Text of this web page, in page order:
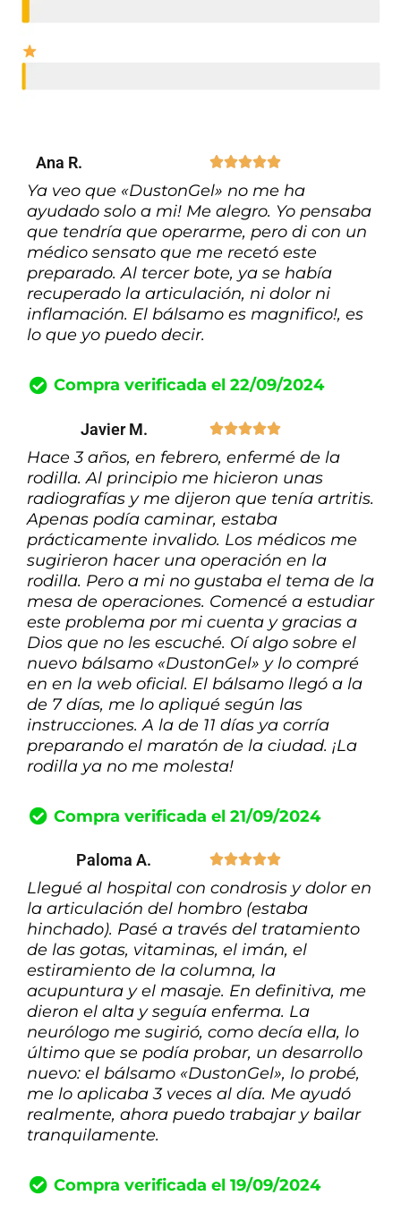
Ana R. 
Ya veo que «DustonGel» no me ha
ayudado solo a mi! Me alegro. Yo pensaba
que tendría que operarme, pero di con un
médico sensato que me recetó este
preparado. Al tercer bote, ya se había
recuperado la articulación, ni dolor ni
inflamación. El bálsamo es magnifico!, es
lo que yo puedo decir.
Compra verificada el 22/09/2024
Javier M. 
Hace 3 años, en febrero, enfermé de la
rodilla. Al principio me hicieron unas
radiografías y me dijeron que tenía artritis.
Apenas podía caminar, estaba
prácticamente invalido. Los médicos me
sugirieron hacer una operación en la
rodilla. Pero a mi no gustaba el tema de la
mesa de operaciones. Comencé a estudiar
este problema por mi cuenta y gracias a
Dios que no les escuché. Oí algo sobre el
nuevo bálsamo «DustonGel» y lo compré
en en la web oficial. El bálsamo llegó a la
de 7 días, me lo apliqué según las
instrucciones. A la de 11 días ya corría
preparando el maratón de la ciudad. ¡La
rodilla ya no me molesta!
Compra verificada el 21/09/2024
Paloma A. 
Llegué al hospital con condrosis y dolor en
la articulación del hombro (estaba
hinchado). Pasé a través del tratamiento
de las gotas, vitaminas, el imán, el
estiramiento de la columna, la
acupuntura y el masaje. En definitiva, me
dieron el alta y seguía enferma. La
neurólogo me sugirió, como decía ella, lo
último que se podía probar, un desarrollo
nuevo: el bálsamo «DustonGel», lo probé,
me lo aplicaba 3 veces al día. Me ayudó
realmente, ahora puedo trabajar y bailar
tranquilamente.
Compra verificada el 19/09/2024